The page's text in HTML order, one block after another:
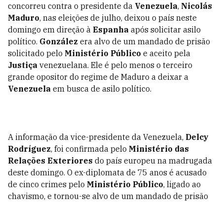
concorreu contra o presidente da Venezuela, Nicolás
Maduro, nas eleições de julho, deixou o país neste
domingo em direção à Espanha após solicitar asilo
político. González era alvo de um mandado de prisão
solicitado pelo Ministério Público e aceito pela
Justiça venezuelana. Ele é pelo menos o terceiro
grande opositor do regime de Maduro a deixar a
Venezuela em busca de asilo político.
A informação da vice-presidente da Venezuela, Delcy
Rodríguez, foi confirmada pelo Ministério das
Relações Exteriores do país europeu na madrugada
deste domingo. O ex-diplomata de 75 anos é acusado
de cinco crimes pelo Ministério Público, ligado ao
chavismo, e tornou-se alvo de um mandado de prisão